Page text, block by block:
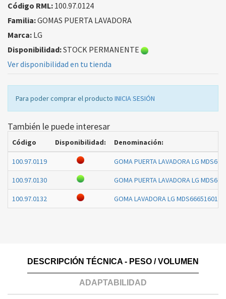
Código RML: 100.97.0124
Familia:GOMAS PUERTA LAVADORA
Marca: LG
Disponibilidad:STOCK PERMANENTE
Ver disponibilidad en tu tienda
Para poder comprar el producto INICIA SESIÓN
También le puede interesar
Código Disponibilidad: Denominación:
100.97.0119 GOMA PUERTA LAVADORA LG
100.97.0130 GOMA PUERTA LAVADORA LG
100.97.0132 GOMA LAVADORA LG MDS66651601
DESCRIPCIÓN TÉCNICA - PESO / VOLUMEN
ADAPTABILIDAD